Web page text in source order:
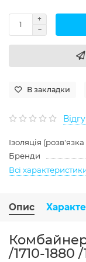
В закладки
Ізоляція
Бренди
Всі
Опис
/1710-1880